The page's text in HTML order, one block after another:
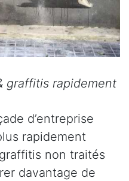
graffitis rapidement
d’entreprise
rapidement
non traités
davantage de